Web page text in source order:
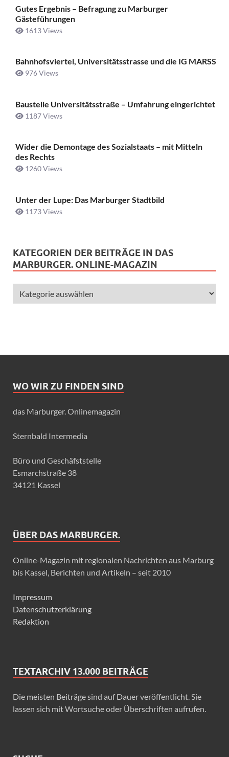
Gutes Ergebnis – Befragung zu Marburger
Gästeführungen
1613 Views
Bahnhofsviertel, Universitätsstrasse und die IG MARSS
976 Views
Baustelle Universitätsstraße ­– Umfahrung eingerichtet
1187 Views
Wider die Demontage des Sozialstaats – mit Mitteln
des Rechts
1260 Views
Unter der Lupe: Das Marburger Stadtbild
1173 Views
KATEGORIEN DER BEITRÄGE IN DAS
MARBURGER. ONLINE-MAGAZIN
WO WIR ZU FINDEN SIND
das Marburger. Onlinemagazin
Sternbald Intermedia
Büro und Geschäfststelle
Esmarchstraße 38
34121 Kassel
ÜBER DAS MARBURGER.
Online-Magazin mit regionalen Nachrichten aus Marburg
bis Kassel, Berichten und Artikeln – seit 2010
Impressum
Datenschutzerklärung
Redaktion
TEXTARCHIV 13.000 BEITRÄGE
Die meisten Beiträge sind auf Dauer veröffentlicht. Sie
lassen sich mit Wortsuche oder Überschriften aufrufen.